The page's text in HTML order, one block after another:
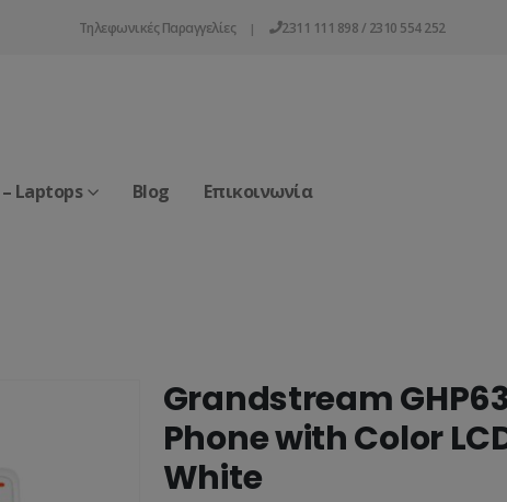
Τηλεφωνικές Παραγγελίες | 2311 111 898 / 2310 554 252
Laptops Blog Επικοινωνία
Grandstream
Phone with Color
White